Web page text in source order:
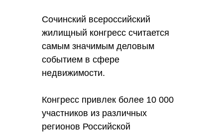
Сочинский всероссийский
жилищный конгресс считается
самым значимым деловым
событием в сфере
недвижимости.
Конгресс привлек более 10 000
участников из различных
регионов Российской